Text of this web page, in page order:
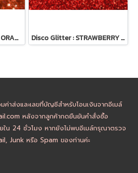
Disco Glitter : GOLDEN ORANGE 5g Disco Glitter : STRAWBERRY 5 g
ค่าส่งและเลขที่บัญชีสำหรับโอนเงินจากอีเมล์
หลังจากลูกค้ากดยืนยันคำสั่งซื้อ
ใน 24 ชั่วโมง หากยังไม่พบอีเมล์กรุณาตรวจ
Junk หรือ Spam ของท่านค่ะ